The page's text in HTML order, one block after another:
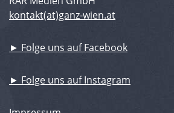
kontakt(at)ganz-wien.at
► Folge uns auf Facebook
► Folge uns auf Instagram